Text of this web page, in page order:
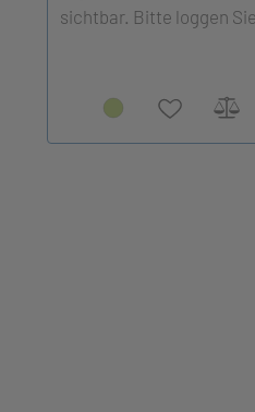
sichtbar. Bitte loggen